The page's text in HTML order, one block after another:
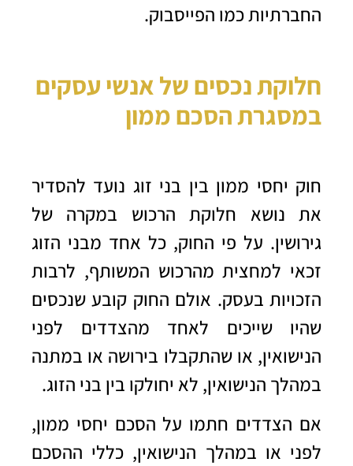
החברתיות כמו הפייסבוק.
חלוקת נכסים של אנשי עסקים
במסגרת הסכם ממון
חוק יחסי ממון בין בני זוג נועד להסדיר
את נושא חלוקת הרכוש במקרה של
גירושין. על פי החוק, כל אחד מבני הזוג
זכאי למחצית מהרכוש המשותף, לרבות
הזכויות בעסק. אולם החוק קובע שנכסים
שהיו שייכים לאחד מהצדדים לפני
הנישואין, או שהתקבלו בירושה או במתנה
במהלך הנישואין, לא יחולקו בין בני הזוג.
אם הצדדים חתמו על הסכם יחסי ממון,
לפני או במהלך הנישואין, כללי ההסכם